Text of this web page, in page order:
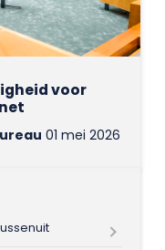
voor
01 mei 2026